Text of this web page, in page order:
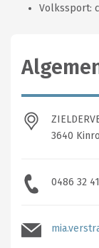
Volkssport:
3640
0486 32